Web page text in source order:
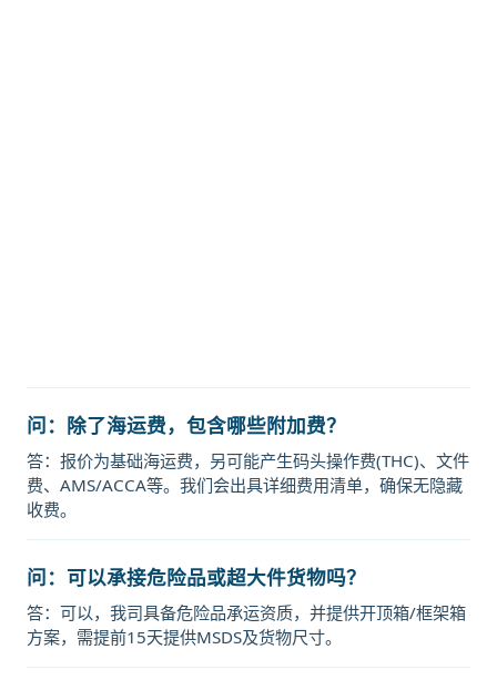
问：除了海运费，包含哪些附加费？
答：报价为基础海运费，另可能产生码头操作费(THC)、文件
费、AMS/ACCA等。我们会出具详细费用清单，确保无隐藏
收费。
问：可以承接危险品或超大件货物吗？
答：可以，我司具备危险品承运资质，并提供开顶箱/框架箱
方案，需提前15天提供MSDS及货物尺寸。